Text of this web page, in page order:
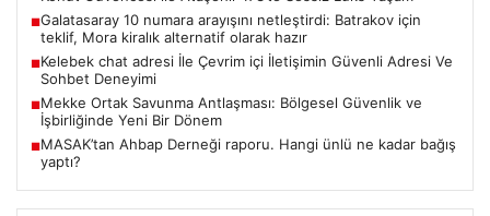
■Galatasaray 10 numara arayışını netleştirdi: Batrakov için
teklif, Mora kiralık alternatif olarak hazır
■Kelebek chat adresi İle Çevrim içi İletişimin Güvenli Adresi Ve
Sohbet Deneyimi
■Mekke Ortak Savunma Antlaşması: Bölgesel Güvenlik ve
İşbirliğinde Yeni Bir Dönem
■MASAK’tan Ahbap Derneği raporu. Hangi ünlü ne kadar bağış
yaptı?